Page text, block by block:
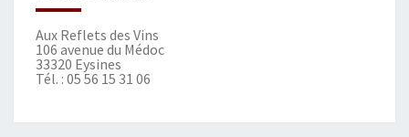
Aux Reflets des Vins
106 avenue du Médoc
33320 Eysines
Tél. : 05 56 15 31 06